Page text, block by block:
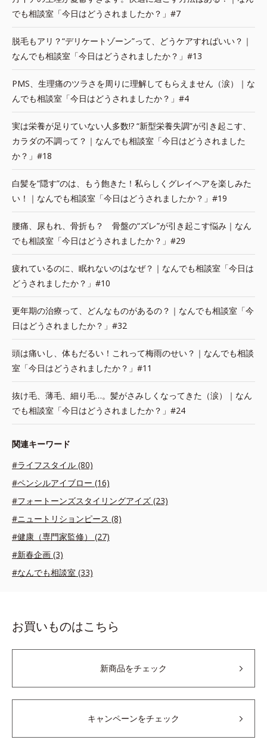
でも相談室「今日はどうされましたか？」#7
脱毛もアリ？“デリケートゾーン”って、どうケアすればいい？｜
なんでも相談室「今日はどうされましたか？」#13
PMS、生理痛のツラさを周りに理解してもらえません（涙）｜な
んでも相談室「今日はどうされましたか？」#4
実は栄養が足りていない人多数!? “新型栄養失調”が引き起こす、
カラダの不調って？｜なんでも相談室「今日はどうされました
か？」#18
白髪を“隠す”のは、もう飽きた！私らしくグレイヘアを楽しみた
い！｜なんでも相談室「今日はどうされましたか？」#19
腰痛、尿もれ、骨折も？ 骨盤の“ズレ”が引き起こす悩み｜なん
でも相談室「今日はどうされましたか？」#29
疲れているのに、眠れないのはなぜ？｜なんでも相談室「今日は
どうされましたか？」#10
更年期の治療って、どんなものがあるの？｜なんでも相談室「今
日はどうされましたか？」#32
頭は痛いし、体もだるい！これって梅雨のせい？｜なんでも相談
室「今日はどうされましたか？」#11
抜け毛、薄毛、細り毛…。髪がさみしくなってきた（涙）｜なん
でも相談室「今日はどうされましたか？」#24
関連キーワード
#ライフスタイル (80)
#ペンシルアイブロー (16)
#フォートーンズスタイリングアイズ (23)
#ニュートリションピース (8)
#健康（専門家監修） (27)
#新春企画 (3)
#なんでも相談室 (33)
お買いものはこちら
新商品をチェック
キャンペーンをチェック